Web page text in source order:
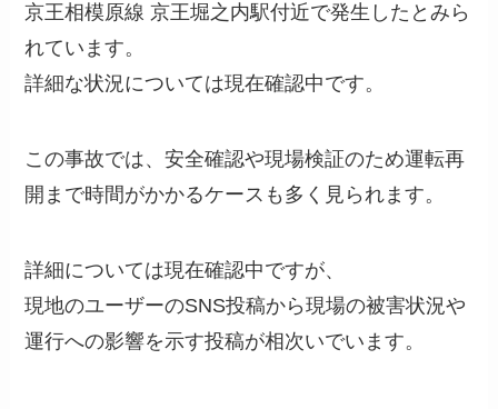
京王相模原線 京王堀之内駅付近で発生したとみら
れています。
詳細な状況については現在確認中です。
この事故では、安全確認や現場検証のため運転再
開まで時間がかかるケースも多く見られます。
詳細については現在確認中ですが、
現地のユーザーのSNS投稿から現場の被害状況や
運行への影響を示す投稿が相次いでいます。